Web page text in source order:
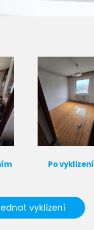
Po vyklizení
vyklízení